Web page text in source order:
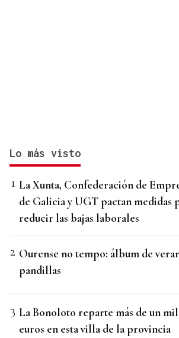
Lo más visto
La Xunta, Confederación de
de Galicia y UGT pactan medidas
reducir las bajas laborales
Ourense no tempo: álbum de
pandillas
La Bonoloto reparte más de un
euros en esta villa de la provincia